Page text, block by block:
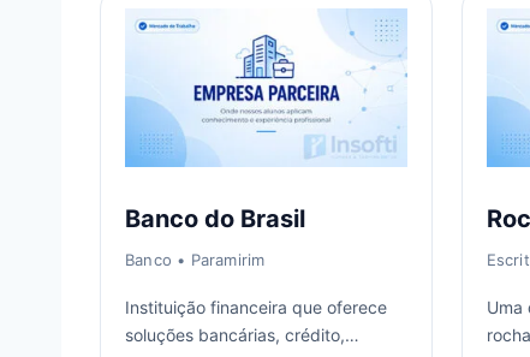
Banco do Brasil
Banco • Paramirim
Instituição financeira que oferece
soluções bancárias, crédito,
Uma